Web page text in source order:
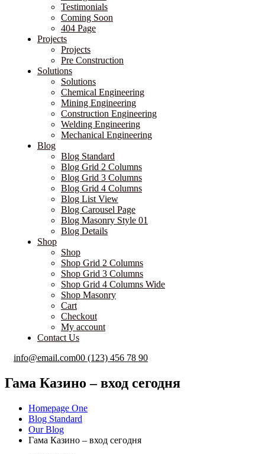
Testimonials
Coming Soon
404 Page
Projects
Projects
Pre Construction
Solutions
Solutions
Chemical Engineering
Mining Engineering
Construction Engineering
Welding Engineering
Mechanical Engineering
Blog
Blog Standard
Blog Grid 2 Columns
Blog Grid 3 Columns
Blog Grid 4 Columns
Blog List View
Blog Carousel Page
Blog Masonry Style 01
Blog Details
Shop
Shop
Shop Grid 2 Columns
Shop Grid 3 Columns
Shop Grid 4 Columns Wide
Shop Masonry
Cart
Checkout
My account
Contact Us
info@email.com00 (123) 456 78 90
Гама Казино – вход сегодня
Homepage One
Blog Standard
Our Blog
Гама Казино – вход сегодня